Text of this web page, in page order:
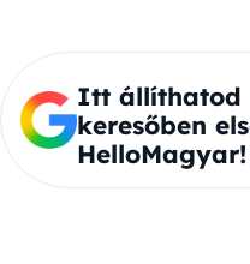
Itt állíthatod
keresőben
HelloMagyar!